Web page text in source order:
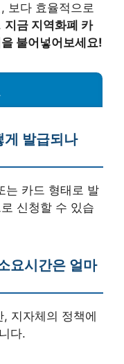
보다 효율적으로
지금 지역화폐 카
불어넣어보세요!
게 발급되나
는 카드 형태로 발
신청할 수 있습
요시간은 얼마
지자체의 정책에
다.